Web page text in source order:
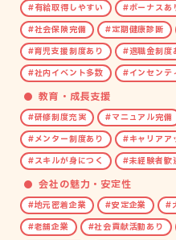
有給取得しやすい
ボーナスあ
社会保険完備
定期健康診断
育児支援制度あり
退職金制度
社内イベント多数
インセンテ
教育・成長支援
研修制度充実 マニュアル完備
メンター制度あり
キャリアア
スキルが身につく
未経験者歓
会社の魅力・安定性
地元密着企業 安定企業
老舗企業
社会貢献活動あり